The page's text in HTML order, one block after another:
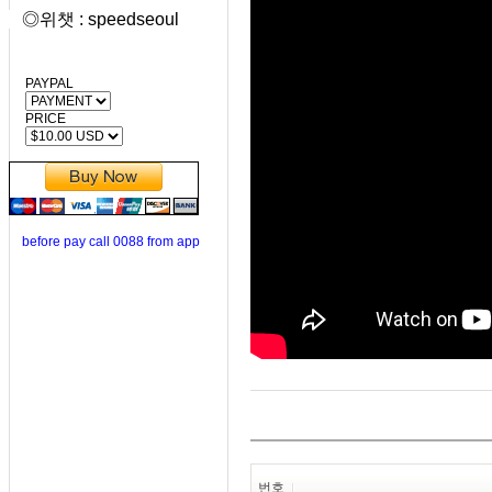
◎위챗 : speedseoul
PAYPAL
PRICE
before pay call 0088 from app
번호